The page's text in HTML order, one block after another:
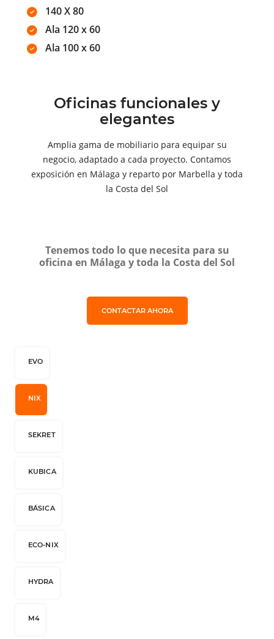
140 X 80
Ala 120 x 60
Ala 100 x 60
Oficinas funcionales y
elegantes
Amplia gama de mobiliario para equipar su
negocio, adaptado a cada proyecto. Contamos
exposición en Málaga y reparto por Marbella y toda
la Costa del Sol
Tenemos todo lo que necesita para su
oficina en Málaga y toda la Costa del Sol
CONTACTAR AHORA
EVO
NIX
SEKRET
KUBICA
BÁSICA
ECO-NIX
HYDRA
M4